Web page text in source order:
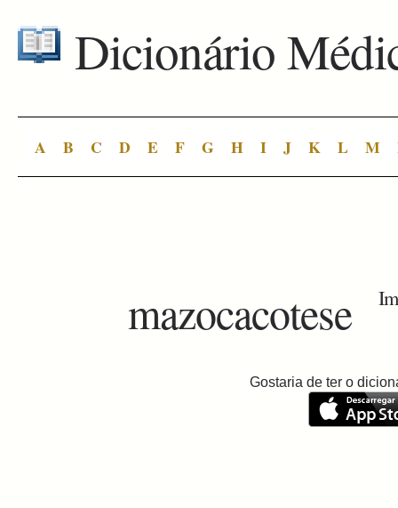
Dicionário
A B C D E F G H I J K L M
mazocacotese
Gostaria de ter o